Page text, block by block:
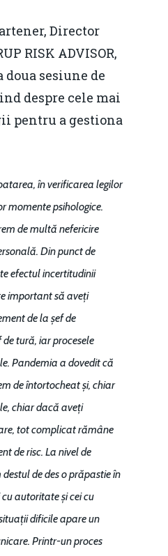
Director
RISK ADVISOR,
doua sesiune de
despre cele mai
pentru a gestiona
în verificarea legilor
momente psihologice.
de multă nefericire
Din punct de
efectul incertitudinii
important să aveți
de la șef de
tură, iar procesele
Pandemia a dovedit că
de întortocheat și, chiar
chiar dacă aveți
tot complicat rămâne
de risc. La nivel de
de des o prăpastie în
autoritate și cei cu
dificile apare un
Printr-un proces